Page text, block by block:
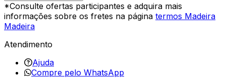
*Consulte ofertas participantes e adquira mais
informações sobre os fretes na página termos Madeira
Madeira
Atendimento
Ajuda
Compre pelo WhatsApp